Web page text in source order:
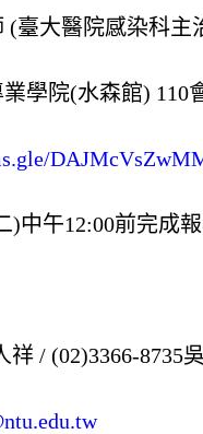
(臺大醫院感染科主
學院(水森館) 110
)中午12:00前完成
祥 / (02)3366-8735